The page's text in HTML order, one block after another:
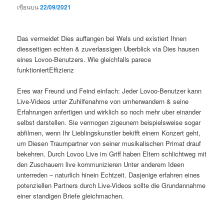
เขียนบน22/09/2021
Das vermeidet Dies auffangen bei Wels und existiert Ihnen
diesseitigen echten & zuverlassigen Uberblick via Dies hausen
eines Lovoo-Benutzers. Wie gleichfalls parece
funktioniertEffizienz
Eres war Freund und Feind einfach: Jeder Lovoo-Benutzer kann
Live-Videos unter Zuhilfenahme von umherwandern & seine
Erfahrungen anfertigen und wirklich so noch mehr uber einander
selbst darstellen. Sie vermogen zigeunern beispielsweise sogar
abfilmen, wenn Ihr Lieblingskunstler bekifft einem Konzert geht,
um Diesen Traumpartner von seiner musikalischen Primat drauf
bekehren. Durch Lovoo Live im Griff haben Eltern schlichtweg mit
den Zuschauern live kommunizieren Unter anderem Ideen
unterreden – naturlich hinein Echtzeit. Dasjenige erfahren eines
potenziellen Partners durch Live-Videos sollte die Grundannahme
einer standigen Briefe gleichmachen.